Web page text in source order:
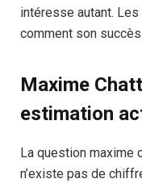
intéresse autant.
comment son
Maxime
estimation
La question maxime
n’existe pas de